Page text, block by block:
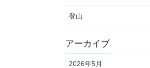
登山
アーカイブ
2026年5月